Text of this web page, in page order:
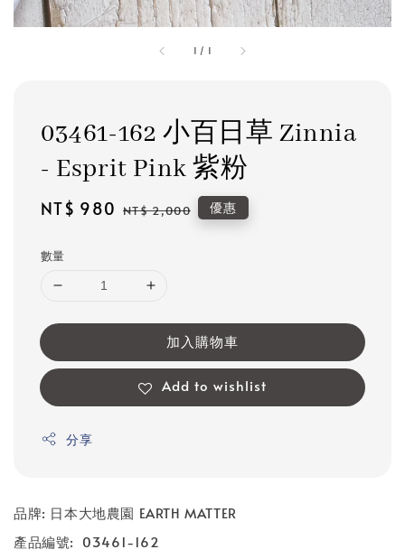
1 / 1
03461-162 小百日草 Zinnia
- Esprit Pink 紫粉
Sale
NT$ 980 Regular
NT$ 2,000 優惠
數量
加入購物車
Add to wishlist
分享
品牌: 日本大地農園 EARTH MATTER
產品編號: 03461-162